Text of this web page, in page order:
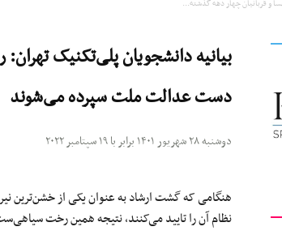
کیهان
لندن
و قربانیان چهار دهه گذشته...
بیانیه دانشجویان پلی‌تکنیک
دست عدالت ملت سپرده می‌شوند
دوشنبه ۲۸ شهریور ۱۴۰۱ برابر با ۱۹ سپتامبر ۲۰۲۲
هنگامی که گشت ارشاد به عنوان یکی از خشن‌ترین
نظام آن را تایید می‌کنند، نتیجه همین رخت